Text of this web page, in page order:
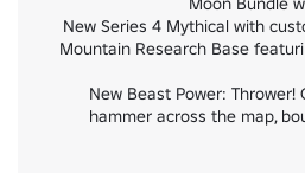
🗻 Mountain Research Base
🤾 New Beast Power:
hammer across the map,